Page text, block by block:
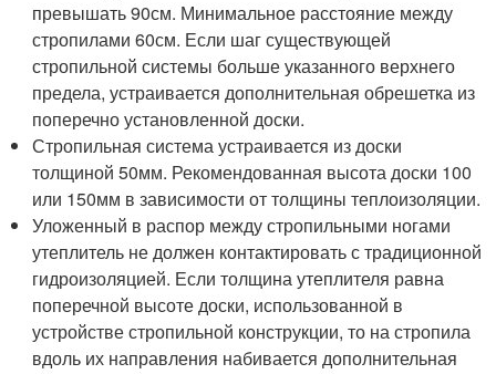
превышать 90см. Минимальное расстояние между
стропилами 60см. Если шаг существующей
стропильной системы больше указанного верхнего
предела, устраивается дополнительная обрешетка из
поперечно установленной доски.
Стропильная система устраивается из доски
толщиной 50мм. Рекомендованная высота доски 100
или 150мм в зависимости от толщины теплоизоляции.
Уложенный в распор между стропильными ногами
утеплитель не должен контактировать с традиционной
гидроизоляцией. Если толщина утеплителя равна
поперечной высоте доски, использованной в
устройстве стропильной конструкции, то на стропила
вдоль их направления набивается дополнительная